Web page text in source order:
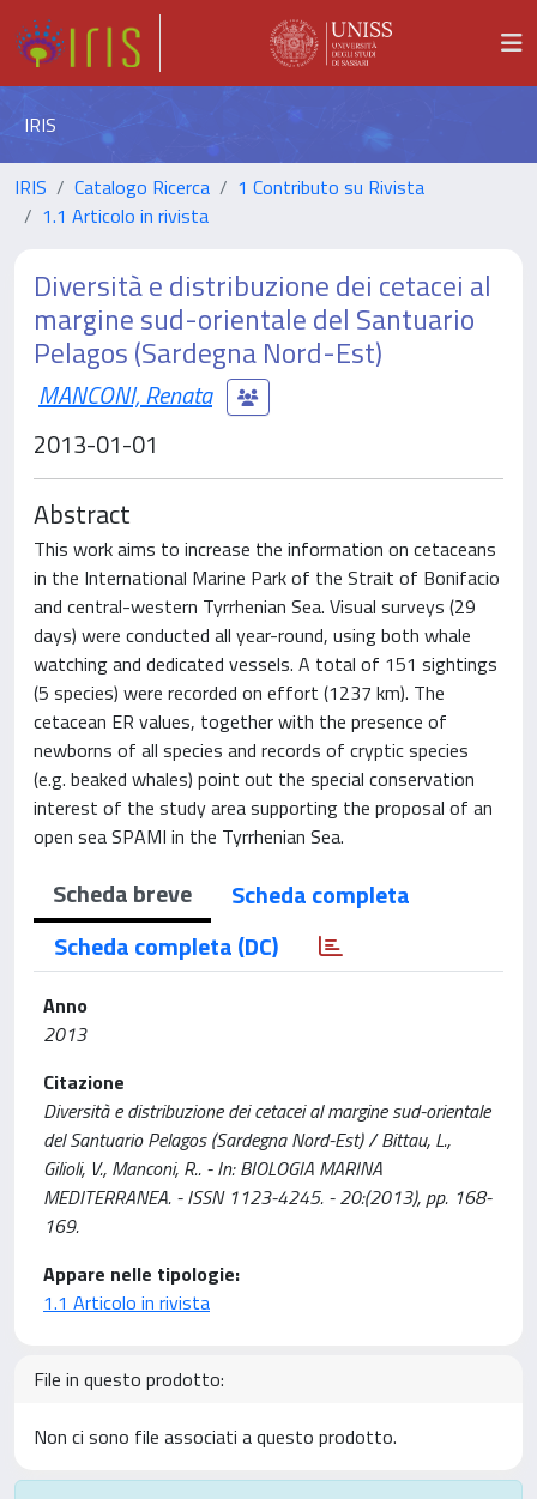
IRIS
IRIS Catalogo Ricerca
1 Contributo su Rivista
1.1 Articolo in rivista
Diversità e distribuzione dei cetacei al
margine sud-orientale del Santuario
Pelagos (Sardegna Nord-Est)
MANCONI, Renata
2013-01-01
Abstract
This work aims to increase the information on cetaceans
in the International Marine Park of the Strait of Bonifacio
and central-western Tyrrhenian Sea. Visual surveys (29
days) were conducted all year-round, using both whale
watching and dedicated vessels. A total of 151 sightings
(5 species) were recorded on effort (1237 km). The
cetacean ER values, together with the presence of
newborns of all species and records of cryptic species
(e.g. beaked whales) point out the special conservation
interest of the study area supporting the proposal of an
open sea SPAMI in the Tyrrhenian Sea.
Scheda breve
Scheda completa
Scheda completa (DC)
Anno
2013
Citazione
Diversità e distribuzione dei cetacei al margine sud-orientale
del Santuario Pelagos (Sardegna Nord-Est) / Bittau, L.,
Gilioli, V., Manconi, R.. - In: BIOLOGIA MARINA
MEDITERRANEA. - ISSN 1123-4245. - 20:(2013), pp. 168-
169.
Appare nelle tipologie:
1.1 Articolo in rivista
File in questo prodotto:
Non ci sono file associati a questo prodotto.